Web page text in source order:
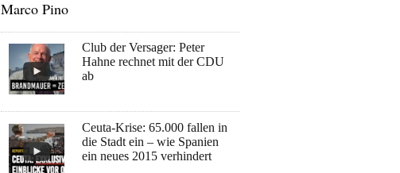
Marco Pino
Club der Versager: Peter
Hahne rechnet mit der CDU
ab
Ceuta-Krise: 65.000 fallen in
die Stadt ein – wie Spanien
ein neues 2015 verhindert